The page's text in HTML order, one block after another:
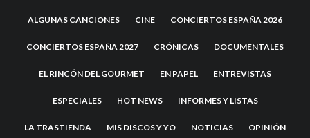
ALGUNAS CANCIONES CINE CONCIERTOS ESPAÑA 2026
CONCIERTOS ESPAÑA 2027 CRÓNICAS DOCUMENTALES
EL RINCÓN DEL GOURMET EN PAPEL ENTREVISTAS
ESPECIALES HOT NEWS INFORMES Y LISTAS
LA TRASTIENDA MIS DISCOS Y YO NOTICIAS OPINIÓN